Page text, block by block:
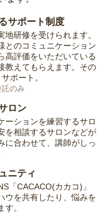
サポート制度
研修を受けられます。
とのコミュニケーション
高評価をいただいている
教えてもらえます。その
ポート。
のみ
ロン
ーションを練習するサロ
を相談するサロンなどが
に合わせて、講師がしっ
ニティ
「CACACO(カカコ)」
ウを共有したり、悩みを
。